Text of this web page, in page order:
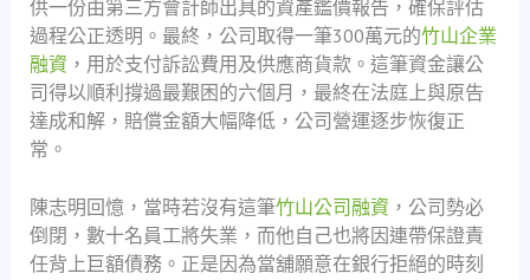
供一份由第三方會計師出具的資產鑑價報告，確保評估
過程公正透明。最終，公司取得一筆300萬元的竹山企業
融資 ，用於支付訴訟費用及供應商貨款。這筆資金讓公
司得以順利撐過最艱困的六個月，最終在法庭上與原告
達成和解，賠償金額大幅降低，公司營運逐步恢復正
常。
陳志明回憶，當時若沒有這筆竹山公司融資 ，公司勢必
倒閉，數十名員工將失業，而他自己也將因連帶保證責
任背上巨額債務。正是因為當舖願意在銀行拒絕的時刻